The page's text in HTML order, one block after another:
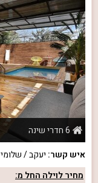
6 חדרי שינה
איש קשר: יעקב / שלומי
מחיר לוילה החל מ: